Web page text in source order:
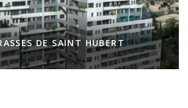
DE SAINT HUBERT